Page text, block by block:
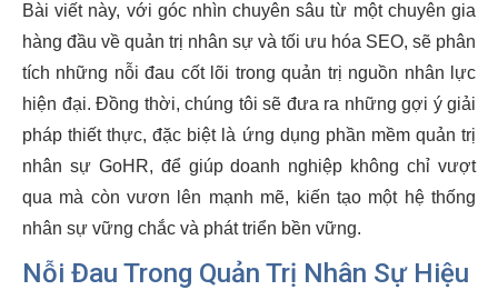
Bài viết này, với góc nhìn chuyên sâu từ một chuyên gia
hàng đầu về quản trị nhân sự và tối ưu hóa SEO, sẽ phân
tích những nỗi đau cốt lõi trong quản trị nguồn nhân lực
hiện đại. Đồng thời, chúng tôi sẽ đưa ra những gợi ý giải
pháp thiết thực, đặc biệt là ứng dụng phần mềm quản trị
nhân sự GoHR, để giúp doanh nghiệp không chỉ vượt
qua mà còn vươn lên mạnh mẽ, kiến tạo một hệ thống
nhân sự vững chắc và phát triển bền vững.
Nỗi Đau Trong Quản Trị Nhân Sự Hiệu